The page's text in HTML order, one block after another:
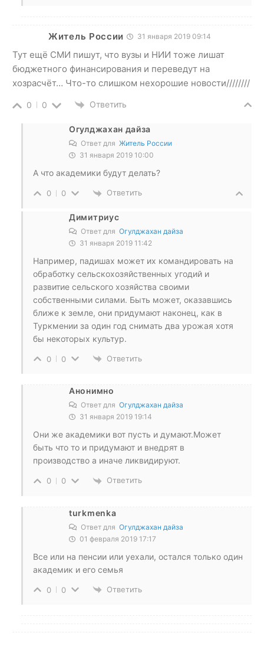
Житель России 31 января 2019 09:14
Тут ещё СМИ пишут, что вузы и НИИ тоже лишат
бюджетного финансирования и переведут на
хозрасчёт… Что-то слишком нехорошие новости////////
0 0 Ответить
Огулджахан дайза
Ответ для Житель России
31 января 2019 10:00
А что академики будут делать?
0 0 Ответить
Димитриус
Ответ для Огулджахан дайза
31 января 2019 11:42
Например, падишах может их командировать на
обработку сельскохозяйственных угодий и
развитие сельского хозяйства своими
собственными силами. Быть может, оказавшись
ближе к земле, они придумают наконец, как в
Туркмении за один год снимать два урожая хотя
бы некоторых культур.
0 0 Ответить
Анонимно
Ответ для Огулджахан дайза
31 января 2019 19:14
Они же академики вот пусть и думают.Может
быть что то и придумают и внедрят в
производство а иначе ликвидируют.
0 0 Ответить
turkmenka
Ответ для Огулджахан дайза
01 февраля 2019 17:17
Все или на пенсии или уехали, остался только один
академик и его семья
0 0 Ответить